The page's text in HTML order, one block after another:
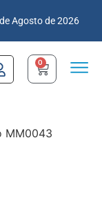
Agosto de 2026
0
MM0043